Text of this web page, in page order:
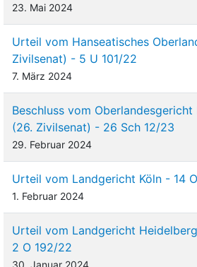
23. Mai 2024
Urteil vom Hanseatisches
Zivilsenat) - 5 U 101/22
7. März 2024
Beschluss vom
(26. Zivilsenat) - 26 Sch 12/23
29. Februar 2024
Urteil vom Landgericht Köln - 14
1. Februar 2024
Urteil vom Landgericht
2 O 192/22
30. Januar 2024